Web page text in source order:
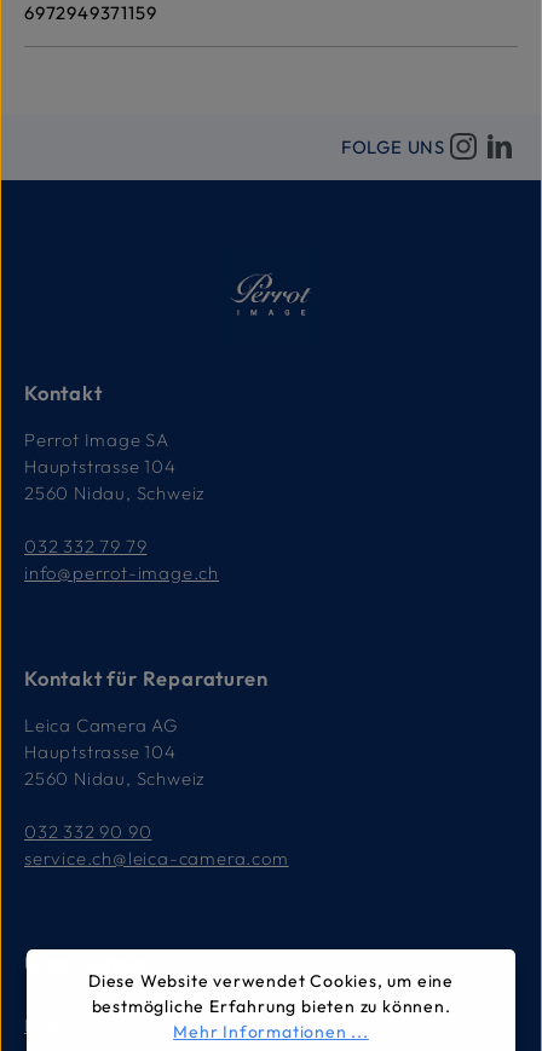
6972949371159
FOLGE UNS
Kontakt
Perrot Image SA
Hauptstrasse 104
2560 Nidau, Schweiz
032 332 79 79
info@perrot-image.ch
Kontakt für Reparaturen
Leica Camera AG
Hauptstrasse 104
2560 Nidau, Schweiz
032 332 90 90
service.ch@leica-camera.com
Unternehmen
Impressum
Diese Website verwendet Cookies, um eine
bestmögliche Erfahrung bieten zu können.
Mehr Informationen ...